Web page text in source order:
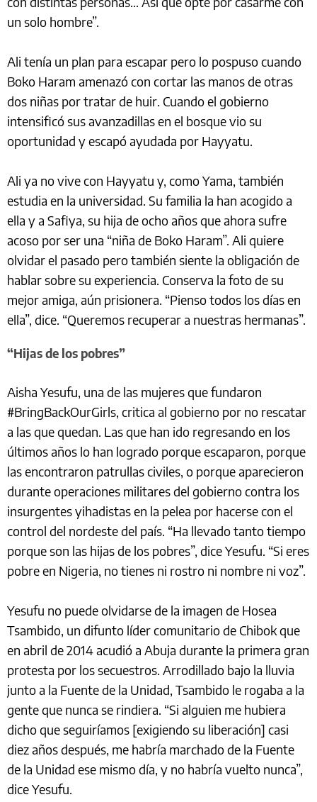
un solo hombre”.
Ali tenía un plan para escapar pero lo pospuso cuando
Boko Haram amenazó con cortar las manos de otras
dos niñas por tratar de huir. Cuando el gobierno
intensificó sus avanzadillas en el bosque vio su
oportunidad y escapó ayudada por Hayyatu.
Ali ya no vive con Hayyatu y, como Yama, también
estudia en la universidad. Su familia la han acogido a
ella y a Safiya, su hija de ocho años que ahora sufre
acoso por ser una “niña de Boko Haram”. Ali quiere
olvidar el pasado pero también siente la obligación de
hablar sobre su experiencia. Conserva la foto de su
mejor amiga, aún prisionera. “Pienso todos los días en
ella”, dice. “Queremos recuperar a nuestras hermanas”.
“Hijas de los pobres”
Aisha Yesufu, una de las mujeres que fundaron
#BringBackOurGirls, critica al gobierno por no rescatar
a las que quedan. Las que han ido regresando en los
últimos años lo han logrado porque escaparon, porque
las encontraron patrullas civiles, o porque aparecieron
durante operaciones militares del gobierno contra los
insurgentes yihadistas en la pelea por hacerse con el
control del nordeste del país. “Ha llevado tanto tiempo
porque son las hijas de los pobres”, dice Yesufu. “Si eres
pobre en Nigeria, no tienes ni rostro ni nombre ni voz”.
Yesufu no puede olvidarse de la imagen de Hosea
Tsambido, un difunto líder comunitario de Chibok que
en abril de 2014 acudió a Abuja durante la primera gran
protesta por los secuestros. Arrodillado bajo la lluvia
junto a la Fuente de la Unidad, Tsambido le rogaba a la
gente que nunca se rindiera. “Si alguien me hubiera
dicho que seguiríamos [exigiendo su liberación] casi
diez años después, me habría marchado de la Fuente
de la Unidad ese mismo día, y no habría vuelto nunca”,
dice Yesufu.